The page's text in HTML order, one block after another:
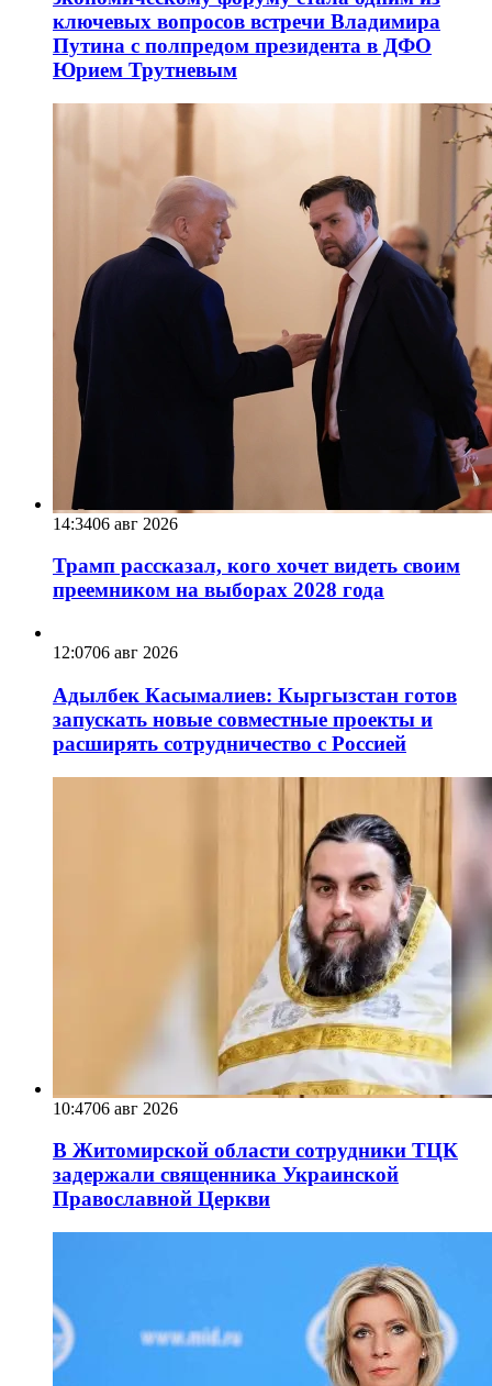
ключевых вопросов встречи Владимира
Путина с полпредом президента в ДФО
Юрием Трутневым
14:3406 авг 2026
Трамп рассказал, кого хочет видеть своим
преемником на выборах 2028 года
12:0706 авг 2026
Адылбек Касымалиев: Кыргызстан готов
запускать новые совместные проекты и
расширять сотрудничество с Россией
10:4706 авг 2026
В Житомирской области сотрудники ТЦК
задержали священника Украинской
Православной Церкви